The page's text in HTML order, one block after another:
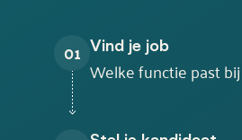
01 Vind je job
Welke functie past